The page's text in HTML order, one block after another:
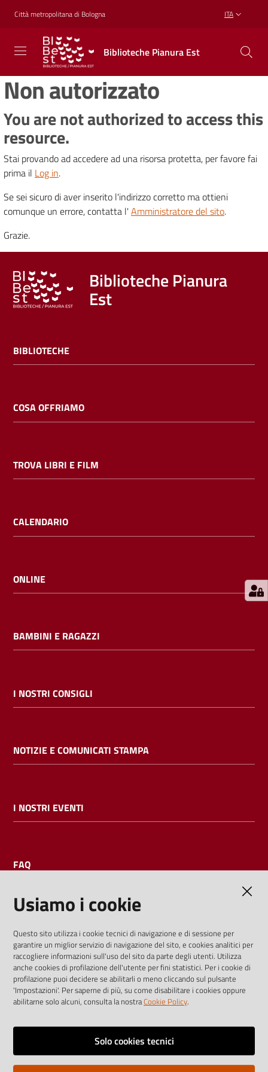
Vai al contenuto
Vai alla navigazione
Vai al footer
Città metropolitana di Bologna ITA
Biblioteche Pianura Est
Biblioteche
Pianura
Est
CONOSCERE,
CREARE,
Biblioteche
Cosa
offriamo
Trova
libri
e
film
Calendario
i
cataloghi
bibliotecario
Non autorizzato
You are not authorized to access this
resource.
Stai provando ad accedere ad una risorsa protetta, per favore fai
prima il Log in.
Se sei sicuro di aver inserito l'indirizzo corretto ma ottieni
comunque un errore, contatta l' Amministratore del sito.
Grazie.
Biblioteche Pianura
Est
BIBLIOTECHE
COSA OFFRIAMO
TROVA LIBRI E FILM
CALENDARIO
ONLINE
BAMBINI E RAGAZZI
I NOSTRI CONSIGLI
NOTIZIE E COMUNICATI STAMPA
I NOSTRI EVENTI
FAQ
I dati personali pubblicati sono riutilizzabili solo alle condizioni
previste dalla direttiva comunitaria 2003/98/CE e dal d.lgs.
36/2006
Vai alla pagina
Note legali
Usiamo i cookie
Questo sito utilizza i cookie tecnici di navigazione e di sessione per
garantire un miglior servizio di navigazione del sito, e cookies analitici per
raccogliere informazioni sull'uso del sito da parte degli utenti. Utilizza
anche cookies di profilazione dell'utente per fini statistici. Per i cookie di
profilazione puoi decidere se abilitarli o meno cliccando sul pulsante
'Impostazioni'. Per saperne di più, su come disabilitare i cookies oppure
abilitarne solo alcuni, consulta la nostraCookie Policy.
Solo cookies tecnici